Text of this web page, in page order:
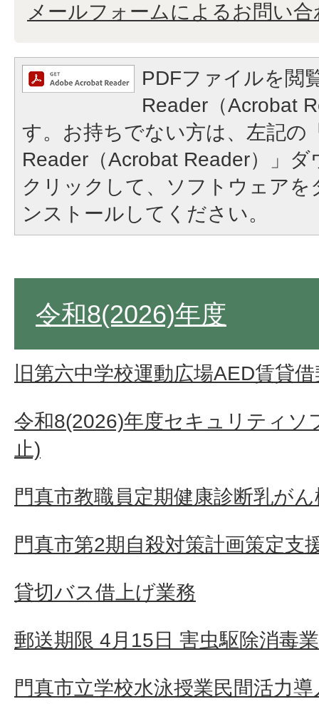
メールフォームによるお問い合
PDFファイルを閲
Reader（Acrobat
す。お持ちでない方は、左記の
Reader（Acrobat Reader）」
クリックして、ソフトウェア
ンストールしてください。
令和8(2026)年度
旧第六中学校運動広場AED賃貸
令和8(2026)年度セキュリティソ
止)
門真市教職員定期健康診断乳が
門真市第2期自殺対策計画策定支
貸切バス借上げ業務
郵送期限 4月15日 害虫駆除消毒
門真市立学校水泳授業民間活力